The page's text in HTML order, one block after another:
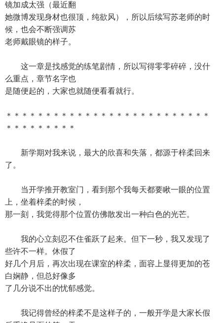
镜加成太强（最近翻
她微博发现身材也很顶，纯欲风），所以后续写苏老师的时
候，也会不断强调苏
老师戴眼镜的样子。
这一章是找感觉的练笔剧情，所以写得零零碎碎，没什
么重点，章节名字也
是随便起的，大家也就随便看看就行。
＊＊＊＊＊＊＊＊＊＊＊＊＊＊＊＊＊＊＊＊＊＊＊＊＊＊
＊＊＊＊＊＊＊＊＊
新学期对我来说，最大的欣喜和失落，都源于梓柔回来
了。
当开学推开教室门，看到那个我每天都要瞅一眼的位置
上，坐着梓柔的时候，
那一刻，我觉得那个位置仿佛散发出一种白色的光芒。
我的心立刻忍不住雀跃了起来。但下一秒，我又发现了
些许不一样。休假了
好几个月后，再次出现在课室的梓柔，面容上显得更加的苍
白娴静，但总好像多
了几分说不出的忧郁感觉。
我记得曾经的梓柔不是这样子的，一般开学是大家长假